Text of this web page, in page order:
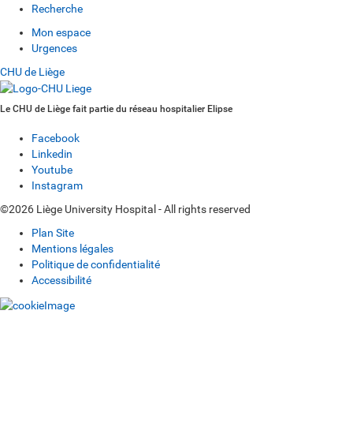
Recherche
Mon espace
Urgences
CHU de Liège
Le CHU de Liège fait partie du réseau hospitalier Elipse
Facebook
Linkedin
Youtube
Instagram
©2026 Liège University Hospital - All rights reserved
Plan Site
Mentions légales
Politique de confidentialité
Accessibilité